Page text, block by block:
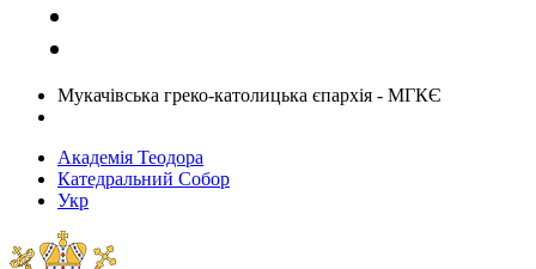
Мукачівська греко-католицька єпархія - МГКЄ
Академія Теодора
Катедральний Собор
Укр